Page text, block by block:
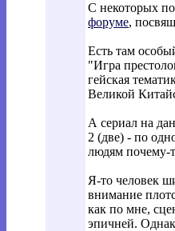
С некоторых
форуме,
Есть там
"Игра
гейская
Великой
А сериал на
2 (две) - по
людям почему-
Я-то человек
внимание
как по мне,
эпичней.